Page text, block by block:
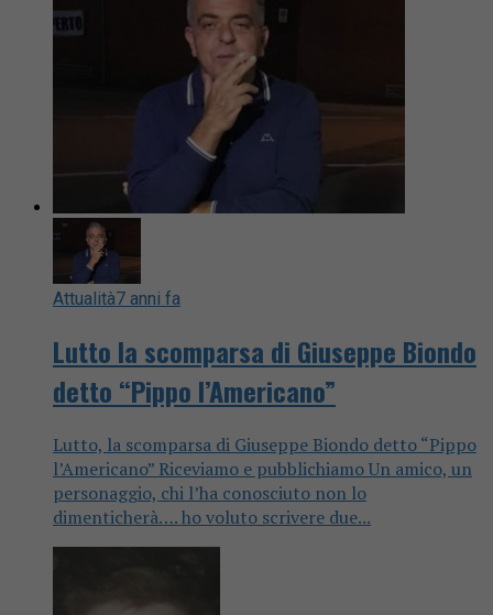
Attualità7 anni fa
Lutto la scomparsa di Giuseppe Biondo
detto “Pippo l’Americano”
Lutto, la scomparsa di Giuseppe Biondo detto “Pippo
l’Americano” Riceviamo e pubblichiamo Un amico, un
personaggio, chi l’ha conosciuto non lo
dimenticherà…. ho voluto scrivere due...